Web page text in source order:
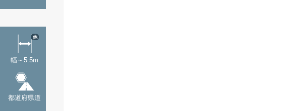
幅～5.5m
他
都道府県道